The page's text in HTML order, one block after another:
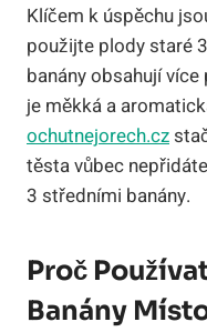
Klíčem k úspěchu
použijte plody staré
banány obsahují
je měkká a
ochutnejorech.cz
těsta vůbec
3 středními banány.
Proč
Banány